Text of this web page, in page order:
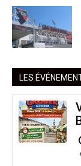
LES